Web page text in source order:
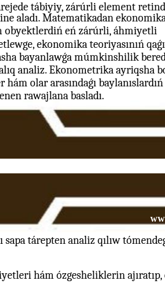
tábiyiy, zárúrli element
aladı. Matematikadan
obyektlerdiń eń zárúrli, áhmiyetli
ekonomika teoriyasınıń
bayanlawǵa múmkinshilik
analiz. Ekonometrika ayriqsha
olar arasındaǵı
rawajlana basladı.
sapa tárepten analiz qılıw
hám ózgesheliklerin ajıratıp,